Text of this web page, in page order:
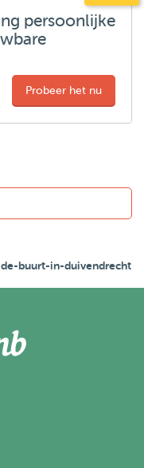
persoonlijke
Probeer het nu
buurt-in-duivendrecht